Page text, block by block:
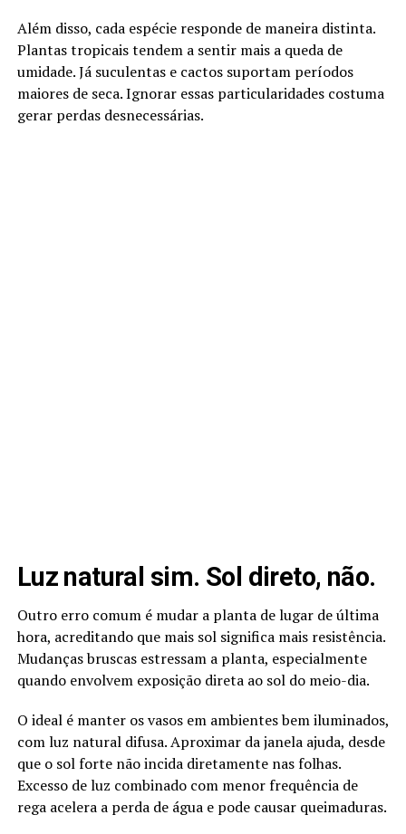
Além disso, cada espécie responde de maneira distinta.
Plantas tropicais tendem a sentir mais a queda de
umidade. Já suculentas e cactos suportam períodos
maiores de seca. Ignorar essas particularidades costuma
gerar perdas desnecessárias.
Luz natural sim. Sol direto, não.
Outro erro comum é mudar a planta de lugar de última
hora, acreditando que mais sol significa mais resistência.
Mudanças bruscas estressam a planta, especialmente
quando envolvem exposição direta ao sol do meio-dia.
O ideal é manter os vasos em ambientes bem iluminados,
com luz natural difusa. Aproximar da janela ajuda, desde
que o sol forte não incida diretamente nas folhas.
Excesso de luz combinado com menor frequência de
rega acelera a perda de água e pode causar queimaduras.